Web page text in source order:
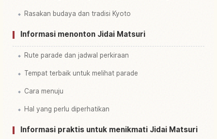
Rasakan budaya dan tradisi Kyoto
Informasi menonton Jidai Matsuri
Rute parade dan jadwal perkiraan
Tempat terbaik untuk melihat parade
Cara menuju
Hal yang perlu diperhatikan
Informasi praktis untuk menikmati Jidai Matsuri